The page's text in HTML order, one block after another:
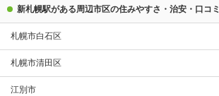
新札幌駅がある周辺市区の住みやすさ・治安・口コミ
札幌市白石区
札幌市清田区
江別市